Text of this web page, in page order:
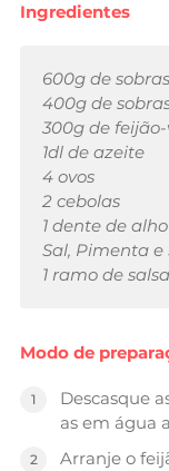
Ingredientes
600g de
400g de
300g de
1dl de azeite
4 ovos
2 cebolas
1 dente de alho
Sal, Pimenta
1 ramo de
Modo de
Descasque
as em água
Arranje o